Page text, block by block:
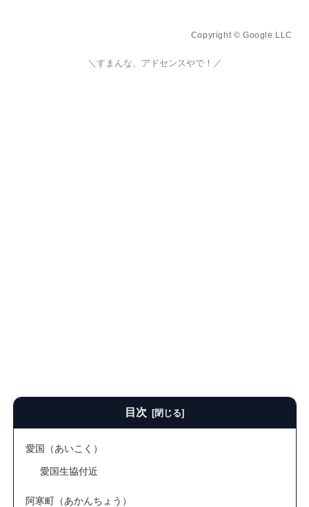
Copyright © Google LLC
＼すまんな、アドセンスやで！／
目次
愛国（あいこく）
愛国生協付近
阿寒町（あかんちょう）